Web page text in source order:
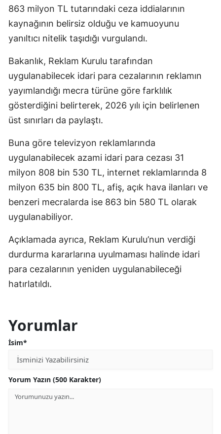
863 milyon TL tutarındaki ceza iddialarının
kaynağının belirsiz olduğu ve kamuoyunu
yanıltıcı nitelik taşıdığı vurgulandı.
Bakanlık, Reklam Kurulu tarafından
uygulanabilecek idari para cezalarının reklamın
yayımlandığı mecra türüne göre farklılık
gösterdiğini belirterek, 2026 yılı için belirlenen
üst sınırları da paylaştı.
Buna göre televizyon reklamlarında
uygulanabilecek azami idari para cezası 31
milyon 808 bin 530 TL, internet reklamlarında 8
milyon 635 bin 800 TL, afiş, açık hava ilanları ve
benzeri mecralarda ise 863 bin 580 TL olarak
uygulanabiliyor.
Açıklamada ayrıca, Reklam Kurulu’nun verdiği
durdurma kararlarına uyulmaması halinde idari
para cezalarının yeniden uygulanabileceği
hatırlatıldı.
Yorumlar
İsim*
Yorum Yazın (500 Karakter)